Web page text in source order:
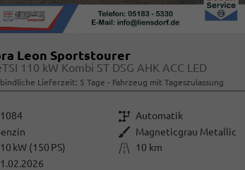
Leon Sportstourer
110 kW Kombi ST DSG AHK ACC LED
Lieferzeit: 5 Tage Fahrzeug mit Tageszulassung
Getriebe Automatik
Außenfarbe Magneticgrau Metallic
kW (150 PS) Kilometerstand 10 km